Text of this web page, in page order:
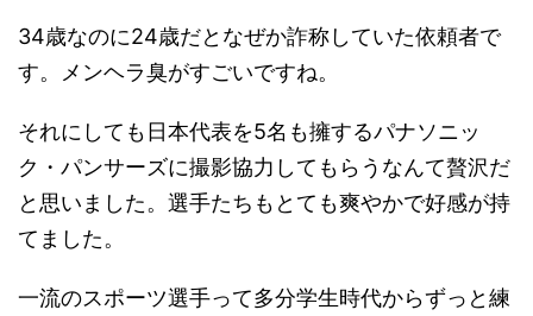
34歳なのに24歳だとなぜか詐称していた依頼者で
す。メンヘラ臭がすごいですね。
それにしても日本代表を5名も擁するパナソニッ
ク・パンサーズに撮影協力してもらうなんて贅沢だ
と思いました。選手たちもとても爽やかで好感が持
てました。
一流のスポーツ選手って多分学生時代からずっと練